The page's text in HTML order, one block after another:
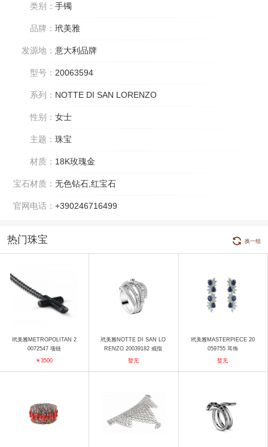
类别： 手镯
品牌： 玳美雅
发源地： 意大利品牌
型号： 20063594
系列： NOTTE DI SAN LORENZO
性别： 女士
主题： 珠宝
材质： 18K玫瑰金
宝石材质： 无色钻石,红宝石
官网电话： +390246716499
热门珠宝 换一组
玳美雅METROPOLITAN 2
0072547 项链
￥3500
玳美雅NOTTE DI SAN LO
RENZO 20039182 戒指
暂无
玳美雅MASTERPIECE 20
059755 耳饰
暂无